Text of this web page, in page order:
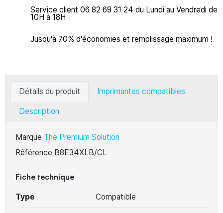
Service client 06 82 69 31 24 du Lundi au Vendredi de
10H à 18H
Jusqu'à 70% d'économies et remplissage maximum !
Détails du produit Imprimantes compatibles
Description
Marque The Premium Solution
Référence B8E34XLB/CL
Fiche technique
Type Compatible